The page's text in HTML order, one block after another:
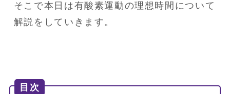
そこで本日は有酸素運動の理想時間について
解説をしていきます。
目次